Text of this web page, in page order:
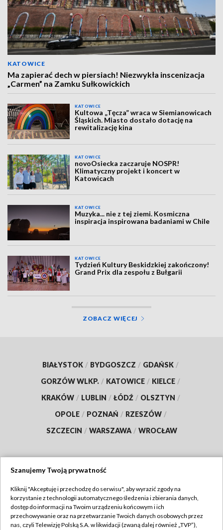
KATOWICE
Ma zapierać dech w piersiach! Niezwykła inscenizacja
„Carmen” na Zamku Sułkowickich
KATOWICE
Kultowa „Tęcza” wraca w Siemianowicach
Śląskich. Miasto dostało dotację na
rewitalizację kina
KATOWICE
novoOsiecka zaczaruje NOSPR!
Klimatyczny projekt i koncert w
Katowicach
KATOWICE
Muzyka... nie z tej ziemi. Kosmiczna
inspiracja inspirowana badaniami w Chile
KATOWICE
Tydzień Kultury Beskidzkiej zakończony!
Grand Prix dla zespołu z Bułgarii
ZOBACZ WIĘCEJ
BIAŁYSTOK / BYDGOSZCZ / GDAŃSK /
GORZÓW WLKP. / KATOWICE / KIELCE /
KRAKÓW / LUBLIN / ŁÓDŹ / OLSZTYN /
OPOLE / POZNAŃ / RZESZÓW /
SZCZECIN / WARSZAWA / WROCŁAW
TVP
Abonament TVP
Regulamin TVP
Szanujemy Twoją prywatność
Kliknij "Akceptuję i przechodzę do serwisu", aby wyrazić zgody na
korzystanie z technologii automatycznego śledzenia i zbierania danych,
dostęp do informacji na Twoim urządzeniu końcowym i ich
przechowywanie oraz na przetwarzanie Twoich danych osobowych przez
nas, czyli Telewizję Polską S.A. w likwidacji (zwaną dalej również „TVP”),